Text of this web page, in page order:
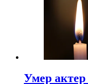
Умер актер